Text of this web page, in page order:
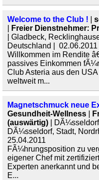
Welcome to the Club !
Freier Dienstnehmer:
| Gladbeck,
Deutschland | 02.06.2011
Willkommen im Rendite
passives Einkommen
Club Asteria aus den
weltweit m...
Magnetschmuck neue
Gesundheit-Wellness
(auswärtig) |
DÃ¼sseldorf, Stadt,
25.04.2011
FÃ¼hrungsposition zu
eigener Chef mit
Experten anerkannt und
E...